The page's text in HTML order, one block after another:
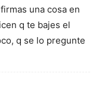
una cosa en
q te bajes el
q se lo pregunte